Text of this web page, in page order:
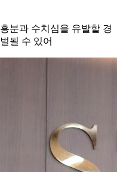
분과 수치심을 유발할 경
될 수 있어